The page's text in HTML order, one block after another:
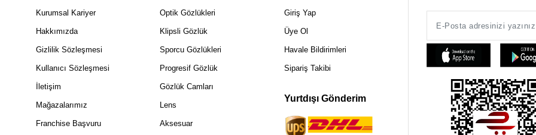
Kurumsal Kariyer
Hakkımızda
Gizlilik Sözleşmesi
Kullanıcı Sözleşmesi
İletişim
Mağazalarımız
Franchise Başvuru
Optik Gözlükleri
Klipsli Gözlük
Sporcu Gözlükleri
Progresif Gözlük
Gözlük Camları
Lens
Aksesuar
Giriş Yap
Üye Ol
Havale Bildirimleri
Sipariş Takibi
Yurtdışı Gönderim